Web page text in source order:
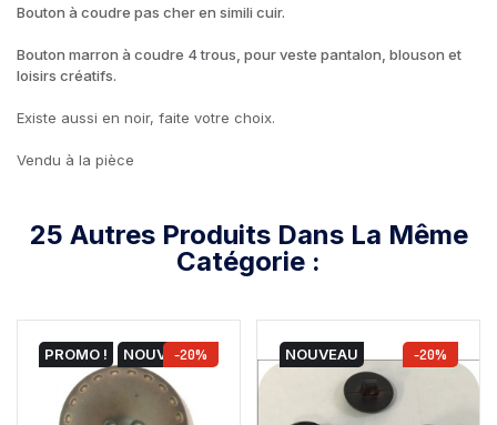
Bouton à coudre pas cher en simili cuir.
Bouton marron à coudre 4 trous, pour veste pantalon, blouson et
loisirs créatifs.
Existe aussi en noir, faite votre choix.
Vendu à la pièce
25 Autres Produits Dans La Même
Catégorie :
PROMO ! NOUVEAU
-20% NOUVEAU -20%